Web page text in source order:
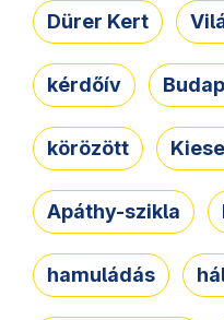
Dürer Kert
kérdőív
körözött
Apáthy-szikla
hamuládás